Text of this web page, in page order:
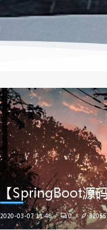
【SpringBoot源
2020-03-07 11:46 0 32055